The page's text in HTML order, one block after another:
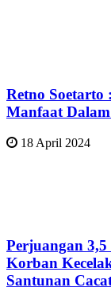
Retno
Manfaat
18 April 2024
Perjuangan
Korban
Santunan